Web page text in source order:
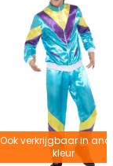
Ook verkrijgbaar in
kleur